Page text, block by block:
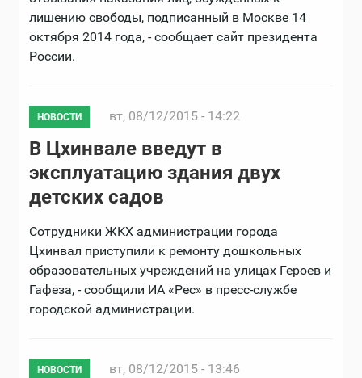
лишению свободы, подписанный в Москве 14
октября 2014 года, - сообщает сайт президента
России.
НОВОСТИ вт, 08/12/2015 - 14:22
В Цхинвале введут в
эксплуатацию здания двух
детских садов
Сотрудники ЖКХ администрации города
Цхинвал приступили к ремонту дошкольных
образовательных учреждений на улицах Героев и
Гафеза, - сообщили ИА «Рес» в пресс-службе
городской администрации.
НОВОСТИ вт, 08/12/2015 - 13:46